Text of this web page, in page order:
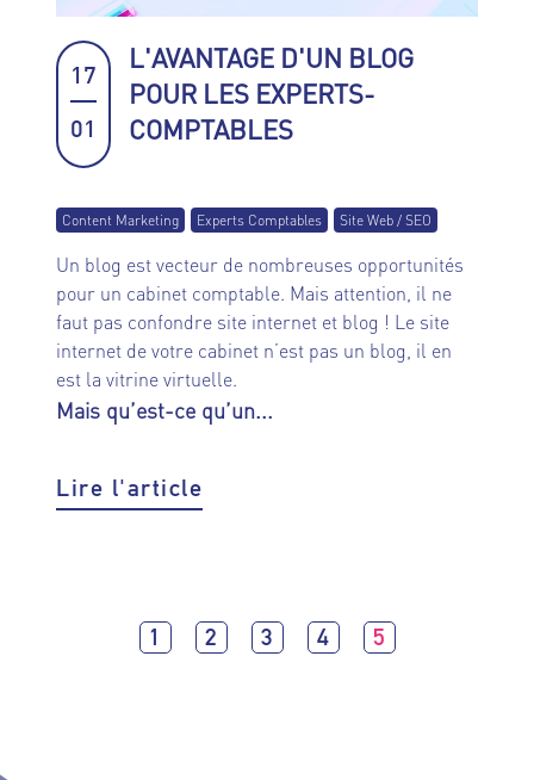
17
01
L'AVANTAGE D'UN BLOG
POUR LES EXPERTS-
COMPTABLES
Content Marketing Experts Comptables Site Web / SEO
Un blog est vecteur de nombreuses opportunités
pour un cabinet comptable. Mais attention, il ne
faut pas confondre site internet et blog ! Le site
internet de votre cabinet n’est pas un blog, il en
est la vitrine virtuelle.
Mais qu’est-ce qu’un...
Lire l'article
1 2 3 4 5